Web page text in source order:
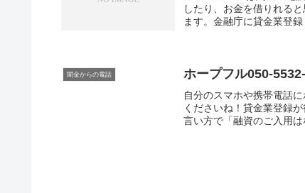
したり、お金を借りれる
ます。金融庁に貸金業登
闇金からの電話 ホープフル050-
自分のスマホや携帯電話
くださいね！貸金業登録
言い方で「融資のご入用